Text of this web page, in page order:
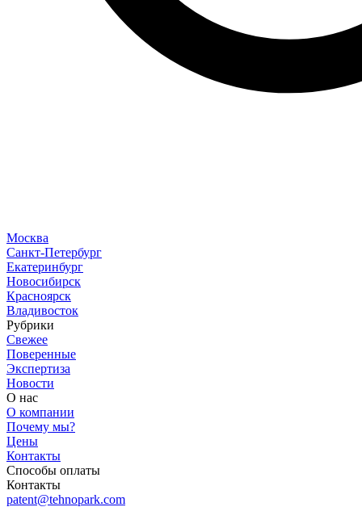
Москва
Санкт-Петербург
Екатеринбург
Новосибирск
Красноярск
Владивосток
Рубрики
Свежее
Поверенные
Экспертиза
Новости
О нас
О компании
Почему мы?
Цены
Контакты
Способы оплаты
Контакты
patent@tehnopark.com